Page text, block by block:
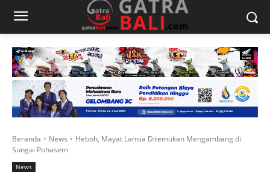
Beranda News
Heboh, Mayat Lansia Ditemukan Mengambang di
Sungai Pohasem
News